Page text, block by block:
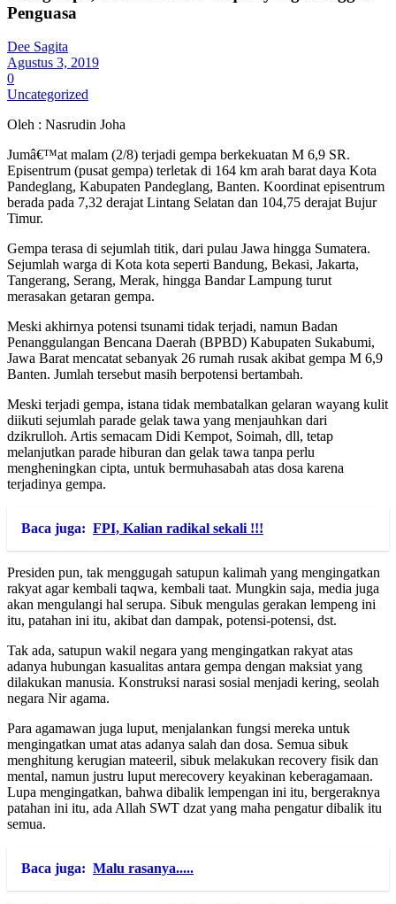
Penguasa
Dee Sagita
Agustus 3, 2019
0
Uncategorized
Oleh : Nasrudin Joha
Jumâ€™at malam (2/8) terjadi gempa berkekuatan M 6,9 SR.
Episentrum (pusat gempa) terletak di 164 km arah barat daya Kota
Pandeglang, Kabupaten Pandeglang, Banten. Koordinat episentrum
berada pada 7,32 derajat Lintang Selatan dan 104,75 derajat Bujur
Timur.
Gempa terasa di sejumlah titik, dari pulau Jawa hingga Sumatera.
Sejumlah warga di Kota kota seperti Bandung, Bekasi, Jakarta,
Tangerang, Serang, Merak, hingga Bandar Lampung turut
merasakan getaran gempa.
Meski akhirnya potensi tsunami tidak terjadi, namun Badan
Penanggulangan Bencana Daerah (BPBD) Kabupaten Sukabumi,
Jawa Barat mencatat sebanyak 26 rumah rusak akibat gempa M 6,9
Banten. Jumlah tersebut masih berpotensi bertambah.
Meski terjadi gempa, istana tidak membatalkan gelaran wayang kulit
diikuti sejumlah parade gelak tawa yang menjauhkan dari
dzikrulloh. Artis semacam Didi Kempot, Soimah, dll, tetap
melanjutkan parade hiburan dan gelak tawa tanpa perlu
mengheningkan cipta, untuk bermuhasabah atas dosa karena
terjadinya gempa.
Baca juga: FPI, Kalian radikal sekali !!!
Presiden pun, tak menggugah satupun kalimah yang mengingatkan
rakyat agar kembali taqwa, kembali taat. Mungkin saja, media juga
akan mengulangi hal serupa. Sibuk mengulas gerakan lempeng ini
itu, patahan ini itu, akibat dan dampak, potensi-potensi, dst.
Tak ada, satupun wakil negara yang mengingatkan rakyat atas
adanya hubungan kasualitas antara gempa dengan maksiat yang
dilakukan manusia. Konstruksi narasi sosial menjadi kering, seolah
negara Nir agama.
Para agamawan juga luput, menjalankan fungsi mereka untuk
mengingatkan umat atas adanya salah dan dosa. Semua sibuk
menghitung kerugian mateeril, sibuk melakukan recovery fisik dan
mental, namun justru luput merecovery keyakinan keberagamaan.
Lupa mengingatkan, bahwa dibalik lempengan ini itu, bergeraknya
patahan ini itu, ada Allah SWT dzat yang maha pengatur dibalik itu
semua.
Baca juga: Malu rasanya.....